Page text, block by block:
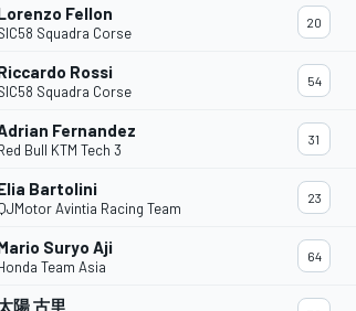
Fellon
Squadra Corse
20
Rossi
Squadra Corse
54
Fernandez
Bull KTM Tech 3
31
Bartolini
Avintia Racing Team
23
Suryo Aji
Team Asia
64
陽 古里